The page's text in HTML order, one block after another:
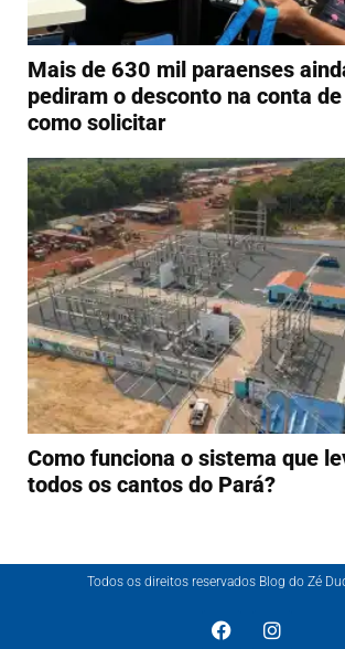
Mais de 630 mil paraenses
pediram o desconto na conta
como solicitar
Como funciona o sistema que
todos os cantos do Pará?
Todos os direitos reservados Blog do Zé